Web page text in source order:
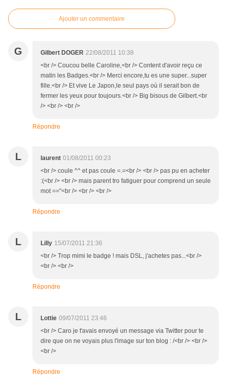
Ajouter un commentaire
G Gilbert DOGER 22/08/2011 10:38
<br /> Coucou belle Caroline,<br /> Content d'avoir reçu ce
matin les Badges.<br /> Merci encore,tu es une super...super
fille.<br /> Et vive Le Japon,le seul pays où il serait bon de
fermer les yeux pour toujours.<br /> Big bisous de Gilbert.<br
/> <br /> <br />
Répondre
L laurent 01/08/2011 00:23
<br /> coule ^^ et pas coule =.=<br /> <br /> pas pu en acheter
:(<br /> <br /> mais parent tro fatiguer pour comprend un seule
mot =="<br /> <br /> <br />
Répondre
L Lilly 15/07/2011 21:36
<br /> Trop mimi le badge ! mais DSL, j'achetes pas...<br />
<br /> <br />
Répondre
L Lottie 09/07/2011 23:46
<br /> Caro je t'avais envoyé un message via Twitter pour te
dire que on ne voyais plus l'image sur ton blog : /<br /> <br />
<br />
Répondre